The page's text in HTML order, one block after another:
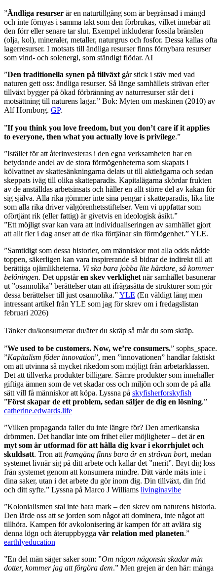
”Ändliga resurser är en naturtillgång som är begränsad i mängd
och inte förnyas i samma takt som den förbrukas, vilket innebär att
den förr eller senare tar slut. Exempel inkluderar fossila bränslen
(olja, kol), mineraler, metaller, naturgrus och fosfor. Dessa kallas ofta
lagerresurser. I motsats till ändliga resurser finns förnybara resurser
som vind- och solenergi, som ständigt flödar. AI
”Den traditionella synen på tillväxt går stick i stäv med vad
naturen gett oss: ändliga resurser. Så länge samhällets strävan efter
tillväxt bygger på ökad förbränning av naturresurser står det i
motsättning till naturens lagar.” Bok: Myten om maskinen (2010) av
Alf Hornborg. GP.
”If you think you love freedom, but you don’t care if it applies
to everyone, then what you actually love is privilege.”
”Istället för att återinvesteras i den egna verksamheten har en
betydande andel av de stora förmögenheterna som skapats i
kölvattnet av skattesänkningarna delats ut till aktieägarna och sedan
skeppats iväg till olika skatteparadis. Kapitalägarna skördar frukten
av de anställdas arbetsinsats och håller en allt större del av kakan för
sig själva. Alla rika gömmer inte sina pengar i skatteparadis, lika lite
som alla rika driver välgörenhetsstiftelser. Vem vi uppfattar som
oförtjänt rik (eller fattig) är givetvis en ideologisk åsikt.”
”Ett möjligt svar kan vara att individualiseringen av samhället gjort
att allt fler i dag anser att de rika förtjänar sin förmögenhet.” YLE.
”Samtidigt som dessa historier, om människor mot alla odds nådde
toppen, säkerligen kan vara inspirerande så bidrar de indirekt till att
berättiga ojämlikheterna. Vi ska bara jobba lite hårdare, så kommer
belöningen. Det uppståren skev verklighet när samhället basunerar
ut ”osannolika” berättelser utan att ifrågasätta de strukturer som gör
dessa berättelser till just osannolika.”YLE (En väldigt lång men
intressant artikel från YLE som jag för skrev om i fredagslistan
februari 2026)
Tänker du/konsumerar du/äter du skräp så mår du som skräp.
”We used to be customers. Now, we’re consumers.” sophs_space.
”Kapitalism föder innovation”, men ”innovationen” handlar faktiskt
om att utvinna så mycket rikedom som möjligt från arbetarklassen.
Det att tillverka produkter billigare. Sämre produkter som innehåller
giftiga ämnen som de vet skadar oss och miljön och som de på alla
sätt vill få människor att köpa. Lyssna på skyfisherforskyfish
”Först skapar de ett problem, sedan säljer de dig en lösning.”
catherine.edwards.life
”Vilken propaganda faller du inte längre för? Den amerikanska
drömmen. Det handlar inte om frihet eller möjligheter – det ären
myt som är utformad för att hålla dig kvar i ekorrhjulet och
skuldsatt. Tron att framgång finns bara är en strävan bort, medan
systemet livnär sig på ditt arbete och kallar det ”merit”. Bryt dig loss
från systemet genom att konsumera mindre. Ditt värde mäts inte i
dina saker, utan i det arbete du gör inom dig. Din tillväxt, din frid
och ditt syfte.” Lyssna på Marco J Williams livinginavibe
”Kolonialismen stal inte bara mark – den skrev om naturens historia.
Den lärde oss att se jorden som något att dominera, inte något att
tillhöra. Kampen för avkolonisering är kampen för att avlära sig
denna lögn och återuppbygga vår relation med planeten.”
earthlyeducation
”En del män säger saker som: ”Om någon någonsin skadar min
dotter, kommer jag att förgöra dem.” Men grejen är den här: många